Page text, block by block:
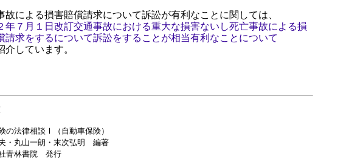
故による損害賠償請求について訴訟が有利なことに関しては、
年７月１日改訂交通事故における重大な損害ないし死亡事故による損
請求をするについて訴訟をすることが相当有利なことについて
介しています。
の法律相談Ⅰ（自動車保険）
・丸山一朗・末次弘明 編著
青林書院 発行